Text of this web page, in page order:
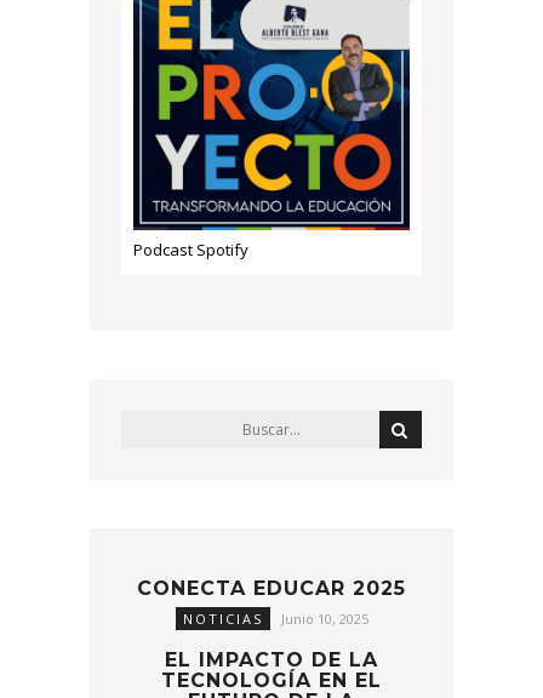
Podcast Spotify
CONECTA EDUCAR 2025
NOTICIAS Junio 10, 2025
EL IMPACTO DE LA
TECNOLOGÍA EN EL